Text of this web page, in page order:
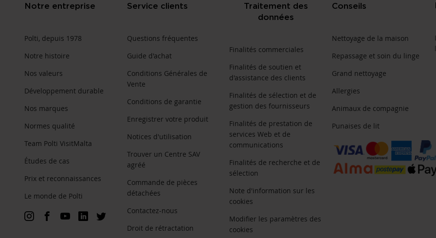
Notre entreprise
Polti, depuis 1978
Notre histoire
Nos valeurs
Développement durable
Nos marques
Normes qualité
Team Polti VisitMalta
Études de cas
Prix et reconnaissances
Le monde de Polti
Service clients
Questions fréquentes
Guide d'achat
Conditions Générales de
Vente
Conditions de garantie
Enregistrer votre produit
Notices d'utilisation
Trouver un Centre SAV
agréé
Commande de pièces
détachées
Contactez-nous
Droit de rétractation
Traitement des
données
Finalités commerciales
Finalités de soutien et
d'assistance des clients
Finalités de sélection et de
gestion des fournisseurs
Finalités de prestation de
services Web et de
communications
Finalités de recherche et de
sélection
Note d'information sur les
cookies
Modifier les paramètres des
cookies
Conseils
Nettoyage de la maison
Repassage et soin du linge
Grand nettoyage
Allergies
Animaux de compagnie
Punaises de lit